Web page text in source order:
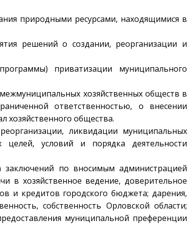
природными ресурсами, находящимися в
решений о создании, реорганизации и
приватизации муниципального
хозяйственных обществ в
ответственностью, о внесении
хозяйственного общества.
ликвидации муниципальных
условий и порядка деятельности
заключений по вносимым администрацией
в хозяйственное ведение, доверительное
и кредитов городского бюджета; дарения,
собственность Орловской области;
муниципальной преференции